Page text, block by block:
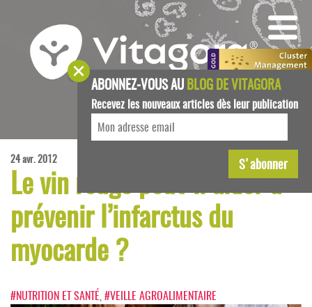
24 avr. 2012
Le vin rouge peut-il aider à
prévenir l’infarctus du
myocarde ?
#NUTRITION ET SANTÉ #VEILLE AGROALIMENTAIRE
ABONNEZ-VOUS AUBLOG DE VITAGORA
Recevez les nouveaux articles dès leur publication